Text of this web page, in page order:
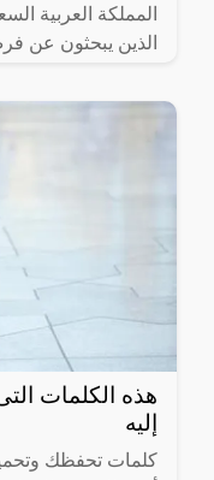
المملكة العربية
الذين يبحثون عن
هذه الكلمات
إليه
كلمات تحفظك